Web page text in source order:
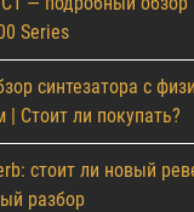
Series
синтезатора с
Стоит ли покупать?
стоит ли новый
разбор